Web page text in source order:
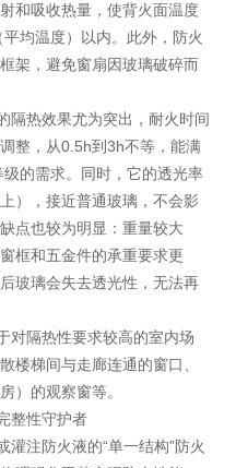
和吸收热量，使背火面温度
均温度）以内。此外，防火
架，避免窗扇因玻璃破碎而
隔热效果尤为突出，耐火时间
整，从0.5h到3h不等，能满
的需求。同时，它的透光率
），接近普通玻璃，不会影
点也较为明显：重量较大
框和五金件的承重要求更
玻璃会失去透光性，无法再
对隔热性要求较高的室内场
楼梯间与走廊连通的窗口、
）的观察窗等。
整性守护者
注防火液的“单一结构”防火